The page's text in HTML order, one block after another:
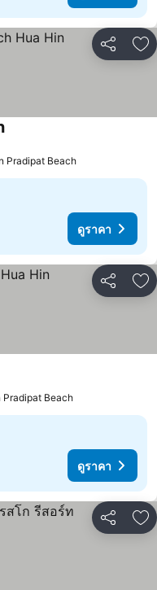
แชร์ เ
Pradipat Beach
ดูราคา
แชร์ เ
Pradipat Beach
ดูราคา
แชร์ เ